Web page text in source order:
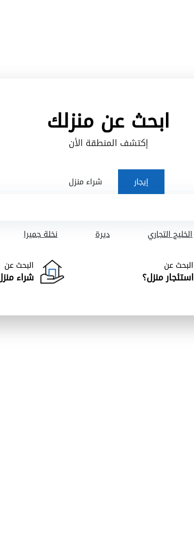
ابحث عن منزلك
إكتشف المنطقة الأن
إيجار شراء منزل
الخليج التجاري ديرة نخلة جميرا
البحث عن
استئجار منزل؟
البحث عن
شراء